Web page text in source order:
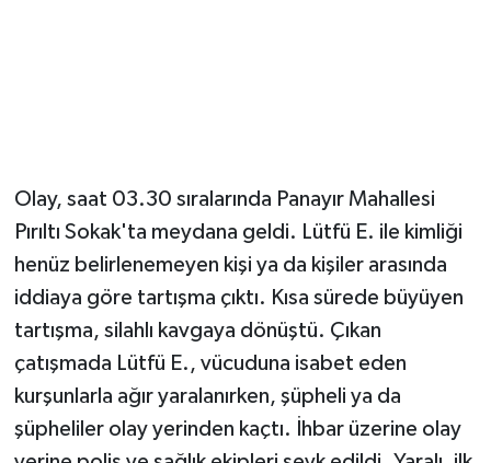
Olay, saat 03.30 sıralarında Panayır Mahallesi
Pırıltı Sokak'ta meydana geldi. Lütfü E. ile kimliği
henüz belirlenemeyen kişi ya da kişiler arasında
iddiaya göre tartışma çıktı. Kısa sürede büyüyen
tartışma, silahlı kavgaya dönüştü. Çıkan
çatışmada Lütfü E., vücuduna isabet eden
kurşunlarla ağır yaralanırken, şüpheli ya da
şüpheliler olay yerinden kaçtı. İhbar üzerine olay
Seri İlan
Siyaset
Sokak Hayvanlarını Sahiplendirme
Sonsöz Özel